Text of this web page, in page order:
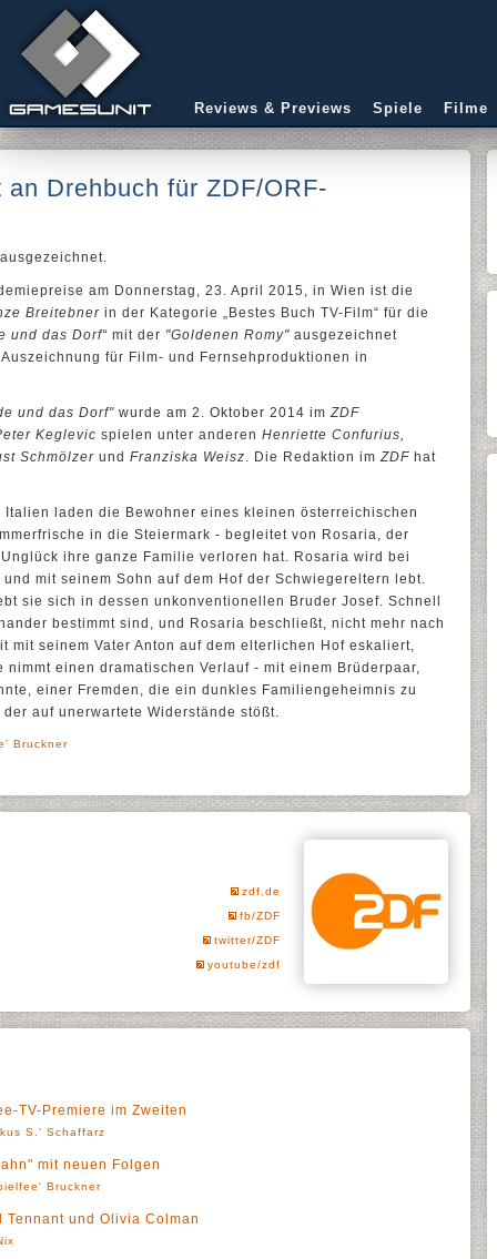
Reviews & Previews Spiele Filme
Drehbuch für ZDF/ORF-
am Donnerstag, 23. April 2015, in Wien ist die
Breitebner in der Kategorie „Bestes Buch TV-Film“ für die
und das Dorf“ mit der "Goldenen Romy" ausgezeichnet
für Film- und Fernsehproduktionen in
und das Dorf" wurde am 2. Oktober 2014 imZDF
Keglevic spielen unter anderen Henriette Confurius,
Schmölzer und Franziska Weisz. Die Redaktion imZDF hat
laden die Bewohner eines kleinen österreichischen
in die Steiermark - begleitet von Rosaria, der
ihre ganze Familie verloren hat. Rosaria wird bei
mit seinem Sohn auf dem Hof der Schwiegereltern lebt.
sie sich in dessen unkonventionellen Bruder Josef. Schnell
bestimmt sind, und Rosaria beschließt, nicht mehr nach
mit seinem Vater Anton auf dem elterlichen Hof eskaliert,
einen dramatischen Verlauf - mit einem Brüderpaar,
einer Fremden, die ein dunkles Familiengeheimnis zu
auf unerwartete Widerstände stößt.
Bruckner
zdf.de
fb/ZDF
twitter/ZDF
youtube/zdf
TV-Premiere im Zweiten
S.' Schaffarz
mit neuen Folgen
Bruckner
und Olivia Colman